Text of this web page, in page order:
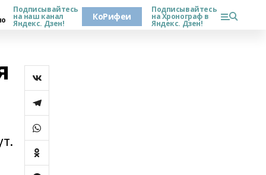
Подписывайтесь
на наш канал
Яндекс. Дзен!
КоРифеи
Подписывайтесь
на Хронограф в
Яндекс. Дзен!